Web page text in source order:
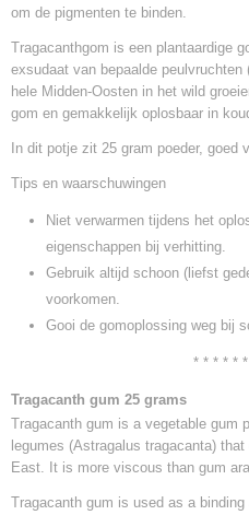
om de pigmenten te binden.
Tragacanthgom is een plantaardige
exsudaat van bepaalde
hele Midden-Oosten in het wild
gom en gemakkelijk oplosbaar in
In dit potje zit 25 gram poeder, goed
Tips en waarschuwingen
Niet verwarmen tijdens het
eigenschappen bij verhitting.
Gebruik altijd schoon (liefst
voorkomen.
Gooi de gomoplossing weg bij
* * * * *
Tragacanth gum 25 grams
Tragacanth gum is a vegetable gum
legumes (Astragalus tragacanta)
East. It is more viscous than gum
Tragacanth gum is used as a